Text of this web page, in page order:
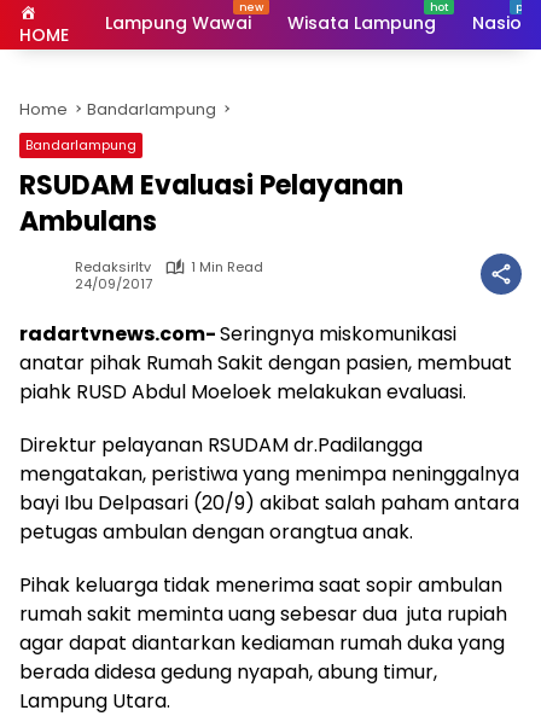
HOME Lampung Wawai Wisata Lampung
Home Bandarlampung
Bandarlampung
RSUDAM Evaluasi Pelayanan
Ambulans
Redaksirltv
1 Min Read
24/09/2017
radartvnews.com-Seringnya miskomunikasi
anatar pihak Rumah Sakit dengan pasien, membuat
piahk RUSD Abdul Moeloek melakukan evaluasi.
Direktur pelayanan RSUDAM dr.Padilangga
mengatakan, peristiwa yang menimpa neninggalnya
bayi Ibu Delpasari (20/9) akibat salah paham antara
petugas ambulan dengan orangtua anak.
Pihak keluarga tidak menerima saat sopir ambulan
rumah sakit meminta uang sebesar dua juta rupiah
agar dapat diantarkan kediaman rumah duka yang
berada didesa gedung nyapah, abung timur,
Lampung Utara.